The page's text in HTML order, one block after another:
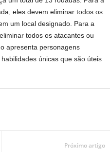
eles devem eliminar todos os
um local designado. Para a
todos os atacantes ou
apresenta personagens
únicas que são úteis
Próximo artigo